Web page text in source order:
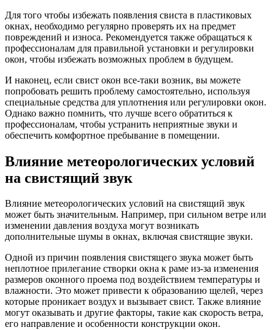
Для того чтобы избежать появления свиста в пластиковых
окнах, необходимо регулярно проверять их на предмет
повреждений и износа. Рекомендуется также обращаться к
профессионалам для правильной установки и регулировки
окон, чтобы избежать возможных проблем в будущем.
И наконец, если свист окон все-таки возник, вы можете
попробовать решить проблему самостоятельно, используя
специальные средства для уплотнения или регулировки окон.
Однако важно помнить, что лучше всего обратиться к
профессионалам, чтобы устранить неприятные звуки и
обеспечить комфортное пребывание в помещении.
Влияние метеорологических условий
на свистящий звук
Влияние метеорологических условий на свистящий звук
может быть значительным. Например, при сильном ветре или
изменении давления воздуха могут возникать
дополнительные шумы в окнах, включая свистящие звуки.
Одной из причин появления свистящего звука может быть
неплотное прилегание створки окна к раме из-за изменения
размеров оконного проема под воздействием температуры и
влажности. Это может привести к образованию щелей, через
которые проникает воздух и вызывает свист. Также влияние
могут оказывать и другие факторы, такие как скорость ветра,
его направление и особенности конструкции окон.